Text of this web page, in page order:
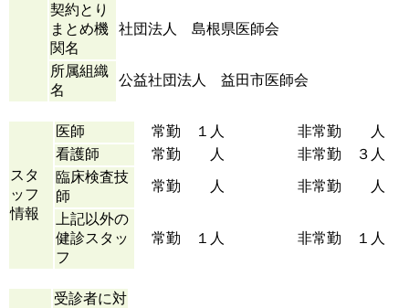
契約とり
まとめ機
関名
社団法人 島根県医師会
所属組織
名
公益社団法人 益田市医師会
スタ
ッフ
情報
医師
常勤 １人 非常勤 人
看護師
常勤 人 非常勤 ３人
臨床検査技
師
常勤 人 非常勤 人
上記以外の
健診スタッ
フ
常勤 １人 非常勤 １人
受診者に対